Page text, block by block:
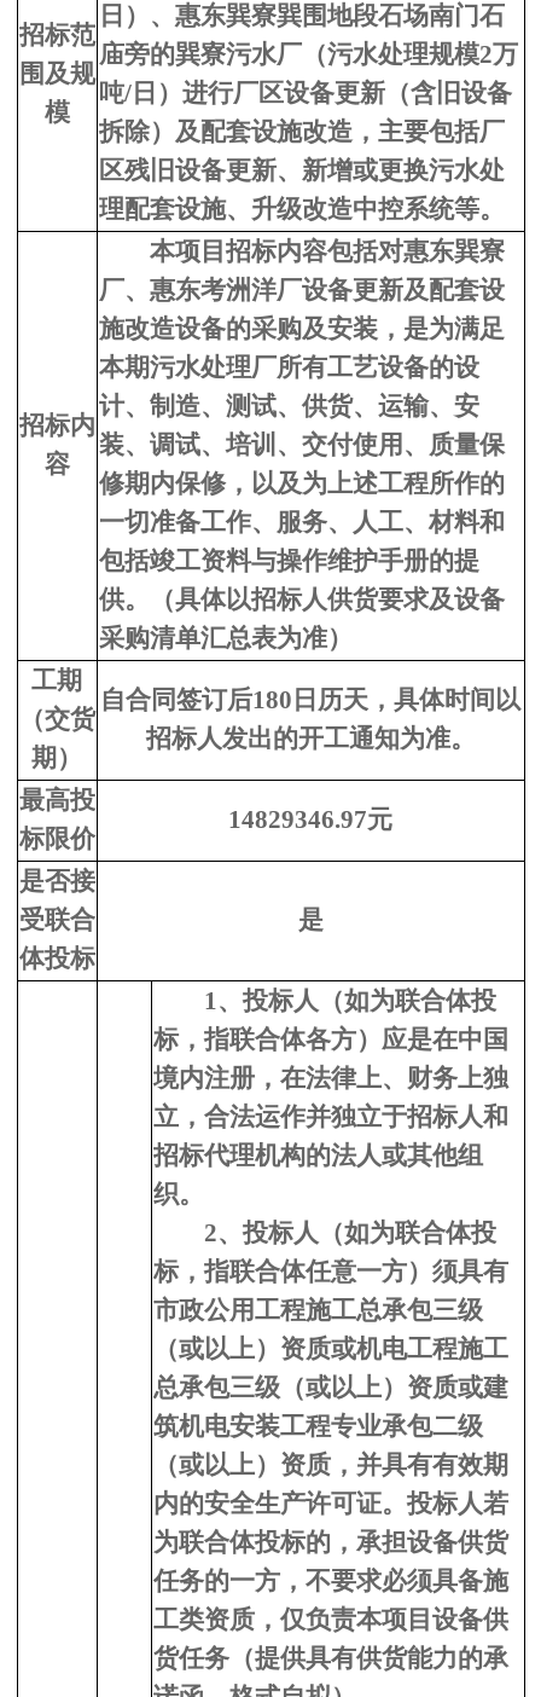
招标范
围及规
模
日）、惠东巽寮巽围地段石场南门石
庙旁的巽寮污水厂（污水处理规模2万
吨/日）进行厂区设备更新（含旧设备
拆除）及配套设施改造，主要包括厂
区残旧设备更新、新增或更换污水处
理配套设施、升级改造中控系统等。
招标内
容
本项目招标内容包括对惠东巽寮
厂、惠东考洲洋厂设备更新及配套设
施改造设备的采购及安装，是为满足
本期污水处理厂所有工艺设备的设
计、制造、测试、供货、运输、 安
装、调试、培训、交付使用、质量保
修期内保修，以及为上述工程所作的
一切准备工作、服务、人工、材料和
包括竣工资料与操作维护手册的提
供。
（具体以招标人供货要求及设备
采购清单汇总表为准）
工期
（交货
期）
自合同签订后180日历天，具体时间以
招标人发出的开工通知为准。
最高投
标限价
14829346.97元
是否接
受联合
体投标
是
1、投标人 （如为联合体投
标，指联合体各方） 应是在中国
境内注册，在法律上、财务上独
立，合法运作并独立于招标人和
招标代理机构的法人或其他组
织。
2、投标人（如为联合体投
标，指联合体任意一方）须具有
市政公用工程施工总承包三级
（或以上）资质或机电工程施工
总承包三级（或以上）资质或建
筑机电安装工程专业承包二级
（或以上）资质，并具有有效期
内的安全生产许可证。投标人若
为联合体投标的，承担设备供货
任务的一方，不要求必须具备施
工类资质，仅负责本项目设备供
货任务（提供具有供货能力的承